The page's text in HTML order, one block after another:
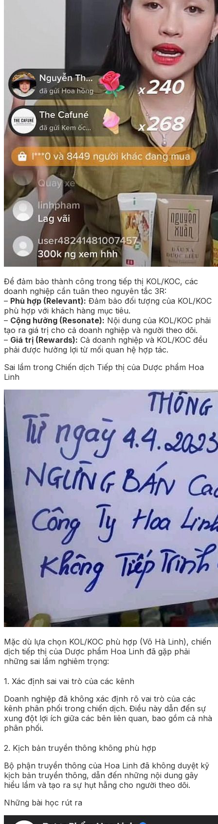
Để đảm bảo thành công trong tiếp thị KOL/KOC, các
doanh nghiệp cần tuân theo nguyên tắc 3R:
– Phù hợp (Relevant): Đảm bảo đối tượng của KOL/KOC
phù hợp với khách hàng mục tiêu.
– Cộng hưởng (Resonate): Nội dung của KOL/KOC phải
tạo ra giá trị cho cả doanh nghiệp và người theo dõi.
– Giá trị (Rewards): Cả doanh nghiệp và KOL/KOC đều
phải được hưởng lợi từ mối quan hệ hợp tác.
Sai lầm trong Chiến dịch Tiếp thị của Dược phẩm Hoa
Linh
Mặc dù lựa chọn KOL/KOC phù hợp (Võ Hà Linh), chiến
dịch tiếp thị của Dược phẩm Hoa Linh đã gặp phải
những sai lầm nghiêm trọng:
1. Xác định sai vai trò của các kênh
Doanh nghiệp đã không xác định rõ vai trò của các
kênh phân phối trong chiến dịch. Điều này dẫn đến sự
xung đột lợi ích giữa các bên liên quan, bao gồm cả nhà
phân phối.
2. Kịch bản truyền thông không phù hợp
Bộ phận truyền thông của Hoa Linh đã không duyệt kỹ
kịch bản truyền thông, dẫn đến những nội dung gây
hiểu lầm và tạo ra sự hụt hẫng cho người theo dõi.
Những bài học rút ra